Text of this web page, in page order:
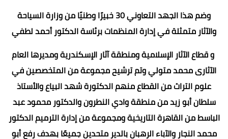
وضم هذا الجهد التعاوني 30 خبيرًا وطنيًا من وزارة السياحة
والآثار متمثلة في إدارة المنظمات برئاسة الدكتور أحمد لطفي
و قطاع الآثار الإسلامية ومنطقة آثار الإسكندرية ومديرها العام
الآثارى محمد متولي وتم ترشيح مجموعة من المتخصصين في
علوم التراث من القطاع منهم الدكتورة شهد البياع والأستاذ
سلطان أبو زيد من منطقة وادي النطرون والدكتور محمود عبد
الباسط من القاهرة التاريخية ومجموعة من إدارة الترميم الدكتور
محمد النجار والآباء الرهبان بالدير متحدين جميعًا بهدف رفع أبو